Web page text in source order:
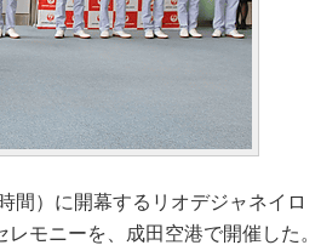
）に開幕するリオデジャネイロ
モニーを、成田空港で開催した。